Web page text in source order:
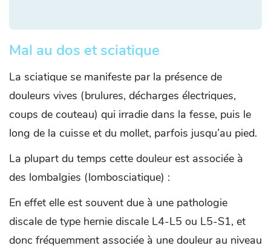
Mal au dos et sciatique
La sciatique se manifeste par la présence de
douleurs vives (brulures, décharges électriques,
coups de couteau) qui irradie dans la fesse, puis le
long de la cuisse et du mollet, parfois jusqu’au pied.
La plupart du temps cette douleur est associée à
des lombalgies (lombosciatique) :
En effet elle est souvent due à une pathologie
discale de type hernie discale L4-L5 ou L5-S1, et
donc fréquemment associée à une douleur au niveau